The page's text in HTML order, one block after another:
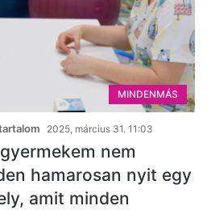
MINDENMÁS
2025, március 31. 11:03
nem
hamarosan nyit egy
amit minden